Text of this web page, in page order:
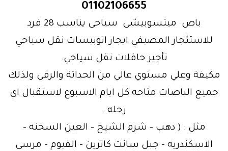
01102106655
باص ميتسوبيشى سياحى يناسب 28 فرد
للاستئجار المصيفي ايجار اتوبيسات نقل سياحي
تأجير حافلات نقل سياحي.
مكيفة وعلي مستوي عالي من الحداثة والرقي ولذلك
جميع الباصات متاحه كل ايام الاسبوع لاستقبال اي
رحله .
مثل : ( دهب – شرم الشيخ – العين السخنه –
الاسكندريه – جبل سانت كاترين – الفيوم – مرسى